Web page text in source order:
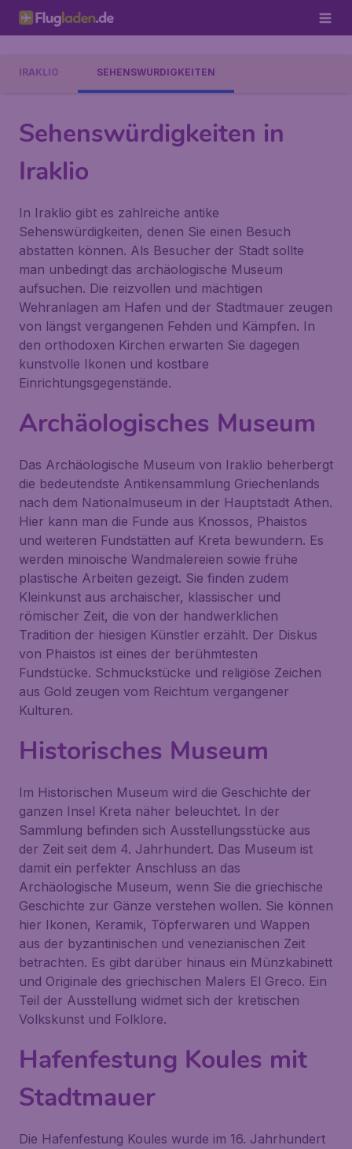
IRAKLIO SEHENSWÜRDIGKEITEN
Sehenswürdigkeiten in
Iraklio
In Iraklio gibt es zahlreiche antike
Sehenswürdigkeiten, denen Sie einen Besuch
abstatten können. Als Besucher der Stadt sollte
man unbedingt das archäologische Museum
aufsuchen. Die reizvollen und mächtigen
Wehranlagen am Hafen und der Stadtmauer zeugen
von längst vergangenen Fehden und Kämpfen. In
den orthodoxen Kirchen erwarten Sie dagegen
kunstvolle Ikonen und kostbare
Einrichtungsgegenstände.
Archäologisches Museum
Das Archäologische Museum von Iraklio beherbergt
die bedeutendste Antikensammlung Griechenlands
nach dem Nationalmuseum in der Hauptstadt Athen.
Hier kann man die Funde aus Knossos, Phaistos
und weiteren Fundstätten auf Kreta bewundern. Es
werden minoische Wandmalereien sowie frühe
plastische Arbeiten gezeigt. Sie finden zudem
Kleinkunst aus archaischer, klassischer und
römischer Zeit, die von der handwerklichen
Tradition der hiesigen Künstler erzählt. Der Diskus
von Phaistos ist eines der berühmtesten
Fundstücke. Schmuckstücke und religiöse Zeichen
aus Gold zeugen vom Reichtum vergangener
Kulturen.
Historisches Museum
Im Historischen Museum wird die Geschichte der
ganzen Insel Kreta näher beleuchtet. In der
Sammlung befinden sich Ausstellungsstücke aus
der Zeit seit dem 4. Jahrhundert. Das Museum ist
damit ein perfekter Anschluss an das
Archäologische Museum, wenn Sie die griechische
Geschichte zur Gänze verstehen wollen. Sie können
hier Ikonen, Keramik, Töpferwaren und Wappen
aus der byzantinischen und venezianischen Zeit
betrachten. Es gibt darüber hinaus ein Münzkabinett
und Originale des griechischen Malers El Greco. Ein
Teil der Ausstellung widmet sich der kretischen
Volkskunst und Folklore.
Hafenfestung Koules mit
Stadtmauer
Die Hafenfestung Koules wurde im 16. Jahrhundert